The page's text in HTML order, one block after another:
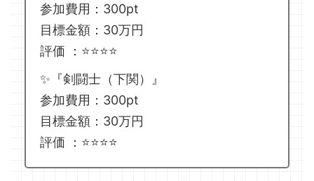
参加費用：300pt
目標金額：30万円
評価 ：⭐️⭐️⭐️⭐️
✨『剣闘士（下関）』
参加費用：300pt
目標金額：30万円
評価 ：⭐️⭐️⭐️⭐️